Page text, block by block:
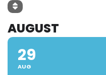
AUGUST
29
AUG